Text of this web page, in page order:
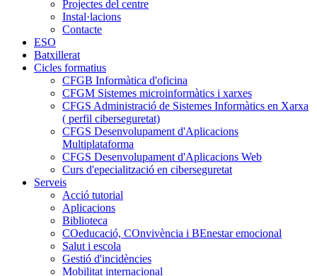
Projectes del centre
Instal·lacions
Contacte
ESO
Batxillerat
Cicles formatius
CFGB Informàtica d'oficina
CFGM Sistemes microinformàtics i xarxes
CFGS Administració de Sistemes Informàtics en Xarxa
( perfil ciberseguretat)
CFGS Desenvolupament d'Aplicacions
Multiplataforma
CFGS Desenvolupament d'Aplicacions Web
Curs d'epecialització en ciberseguretat
Serveis
Acció tutorial
Aplicacions
Biblioteca
COeducació, COnvivència i BEnestar emocional
Salut i escola
Gestió d'incidències
Mobilitat internacional